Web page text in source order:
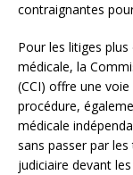
contraignantes
Pour les litiges
médicale, la
(CCI) offre une
procédure,
médicale
sans passer par les
judiciaire devant